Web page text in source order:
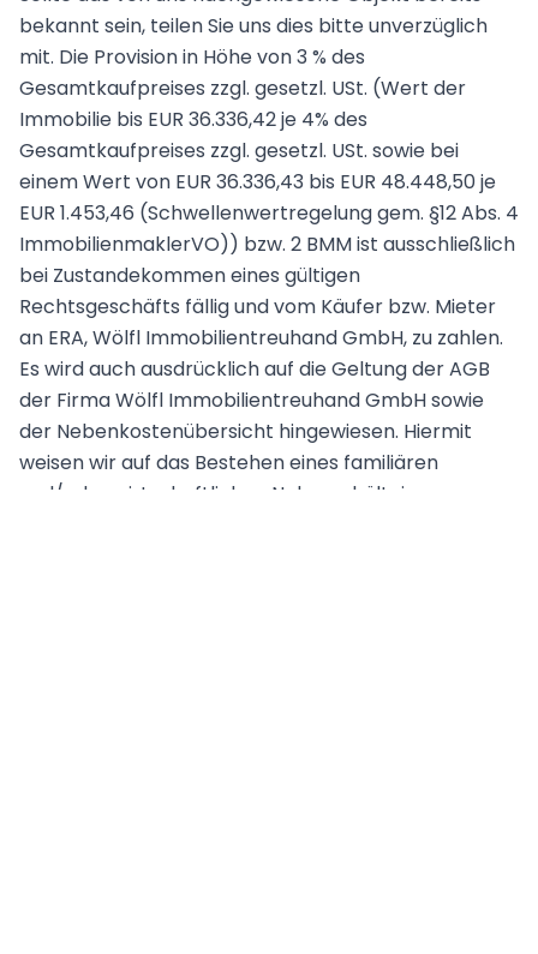
bekannt sein, teilen Sie uns dies bitte unverzüglich
mit. Die Provision in Höhe von 3 % des
Gesamtkaufpreises zzgl. gesetzl. USt. (Wert der
Immobilie bis EUR 36.336,42 je 4% des
Gesamtkaufpreises zzgl. gesetzl. USt. sowie bei
einem Wert von EUR 36.336,43 bis EUR 48.448,50 je
EUR 1.453,46 (Schwellenwertregelung gem. §12 Abs. 4
ImmobilienmaklerVO)) bzw. 2 BMM ist ausschließlich
bei Zustandekommen eines gültigen
Rechtsgeschäfts fällig und vom Käufer bzw. Mieter
an ERA, Wölfl Immobilientreuhand GmbH, zu zahlen.
Es wird auch ausdrücklich auf die Geltung der AGB
der Firma Wölfl Immobilientreuhand GmbH sowie
der Nebenkostenübersicht hingewiesen. Hiermit
weisen wir auf das Bestehen eines familiären
und/oder wirtschaftlichen Naheverhältnis zum